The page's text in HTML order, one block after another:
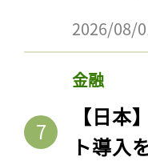
2026/08/
金融
【日
ト導入